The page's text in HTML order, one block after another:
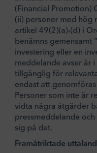
(Financial Promotion)
(ii) personer med hög
artikel 49(2)(a)-(d) i
benämns gemensamt ”
investering eller en
meddelande avser är
tillgänglig för
endast att
Personer som inte är
vidta några åtgärder
pressmeddelande
sig på det.
Framåtriktade